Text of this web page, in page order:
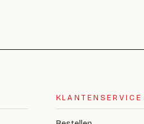
KLANTENSERVICE